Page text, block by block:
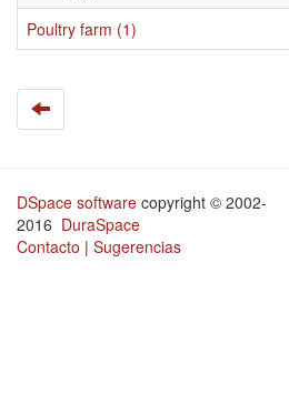
Poultry farm (1)
DSpace software copyright © 2002-
2016 DuraSpace
Contacto | Sugerencias